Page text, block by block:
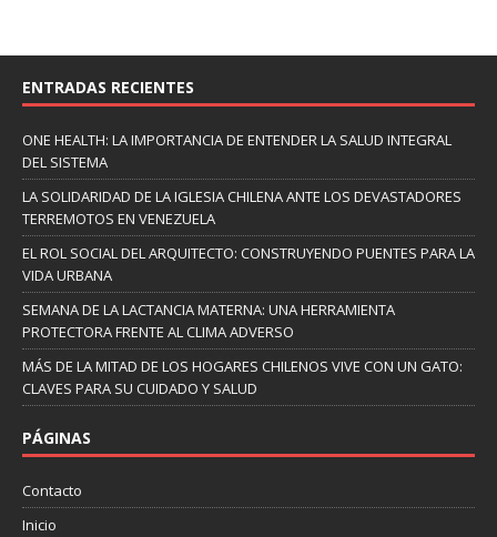
ENTRADAS RECIENTES
ONE HEALTH: LA IMPORTANCIA DE ENTENDER LA SALUD INTEGRAL
DEL SISTEMA
LA SOLIDARIDAD DE LA IGLESIA CHILENA ANTE LOS DEVASTADORES
TERREMOTOS EN VENEZUELA
EL ROL SOCIAL DEL ARQUITECTO: CONSTRUYENDO PUENTES PARA LA
VIDA URBANA
SEMANA DE LA LACTANCIA MATERNA: UNA HERRAMIENTA
PROTECTORA FRENTE AL CLIMA ADVERSO
MÁS DE LA MITAD DE LOS HOGARES CHILENOS VIVE CON UN GATO:
CLAVES PARA SU CUIDADO Y SALUD
PÁGINAS
Contacto
Inicio